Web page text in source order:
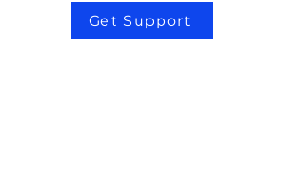
Get Support